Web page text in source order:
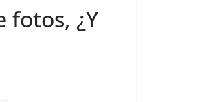
fotos, ¿Y